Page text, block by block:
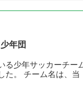
年団
る少年サッカーチ
た。 チーム名は、当